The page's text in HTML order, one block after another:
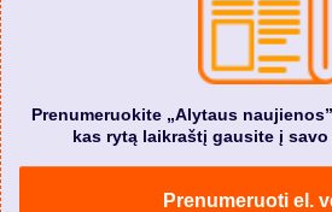
Prenumeruokite „Alytaus
kas rytą laikraštį gausite į
Prenumeruoti el.